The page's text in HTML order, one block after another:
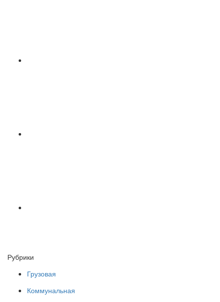
Рубрики
Грузовая
Коммунальная